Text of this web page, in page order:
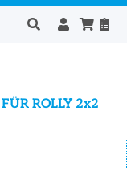
ROLLY 2x2